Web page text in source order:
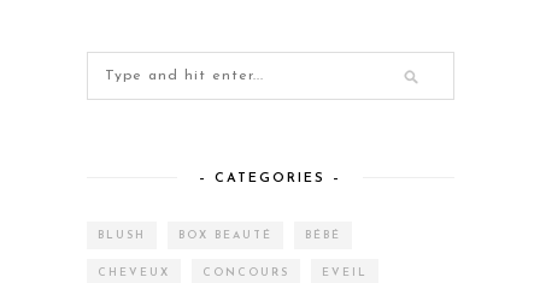
– CATEGORIES –
BLUSH BOX BEAUTÉ BÉBÉ
CHEVEUX CONCOURS EVEIL